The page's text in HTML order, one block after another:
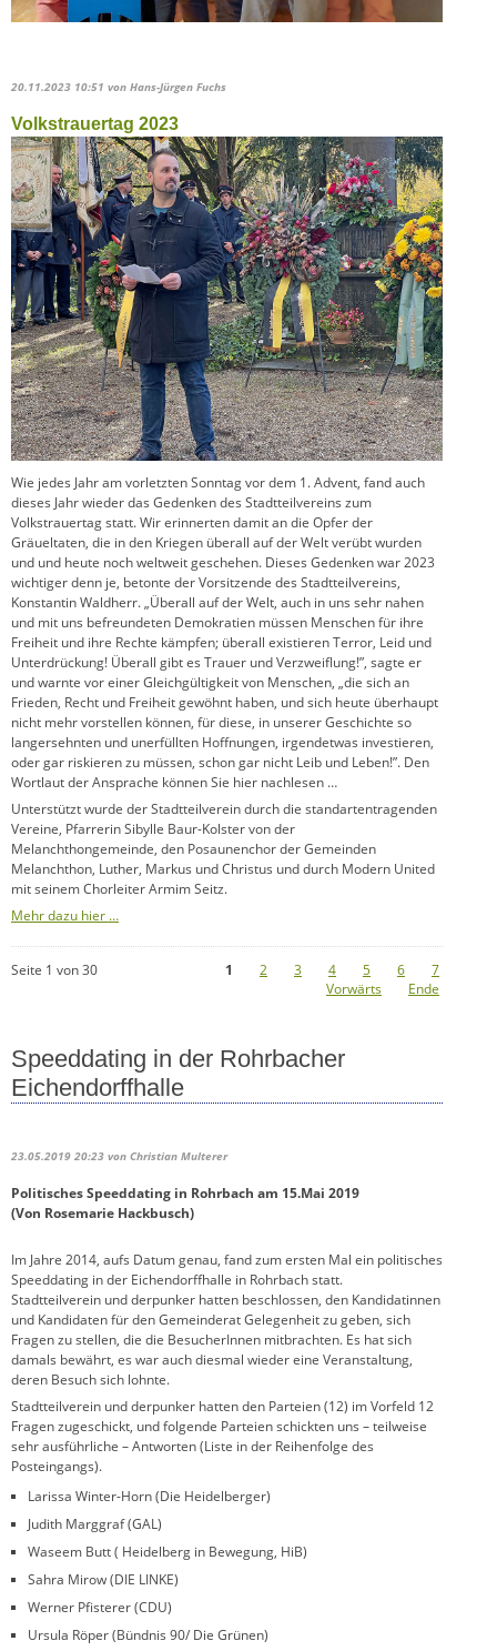
20.11.2023 10:51 von Hans-Jürgen Fuchs
Volkstrauertag 2023
Wie jedes Jahr am vorletzten Sonntag vor dem 1. Advent, fand auch
dieses Jahr wieder das Gedenken des Stadtteilvereins zum
Volkstrauertag statt. Wir erinnerten damit an die Opfer der
Gräueltaten, die in den Kriegen überall auf der Welt verübt wurden
und und heute noch weltweit geschehen. Dieses Gedenken war 2023
wichtiger denn je, betonte der Vorsitzende des Stadtteilvereins,
Konstantin Waldherr. „Überall auf der Welt, auch in uns sehr nahen
und mit uns befreundeten Demokratien müssen Menschen für ihre
Freiheit und ihre Rechte kämpfen; überall existieren Terror, Leid und
Unterdrückung! Überall gibt es Trauer und Verzweiflung!”, sagte er
und warnte vor einer Gleichgültigkeit von Menschen, „die sich an
Frieden, Recht und Freiheit gewöhnt haben, und sich heute überhaupt
nicht mehr vorstellen können, für diese, in unserer Geschichte so
langersehnten und unerfüllten Hoffnungen, irgendetwas investieren,
oder gar riskieren zu müssen, schon gar nicht Leib und Leben!”. Den
Wortlaut der Ansprache können Sie hier nachlesen …
Unterstützt wurde der Stadtteilverein durch die standartentragenden
Vereine, Pfarrerin Sibylle Baur-Kolster von der
Melanchthongemeinde, den Posaunenchor der Gemeinden
Melanchthon, Luther, Markus und Christus und durch Modern United
mit seinem Chorleiter Armim Seitz.
Mehr dazu hier …
Seite 1 von 30 1 2 3 4 5 6
7
Vorwärts
Ende
Speeddating in der Rohrbacher
Eichendorffhalle
23.05.2019 20:23 von Christian Multerer
Politisches Speeddating in Rohrbach am 15.Mai 2019
(Von Rosemarie Hackbusch)
Im Jahre 2014, aufs Datum genau, fand zum ersten Mal ein politisches
Speeddating in der Eichendorffhalle in Rohrbach statt.
Stadtteilverein und derpunker hatten beschlossen, den Kandidatinnen
und Kandidaten für den Gemeinderat Gelegenheit zu geben, sich
Fragen zu stellen, die die BesucherInnen mitbrachten. Es hat sich
damals bewährt, es war auch diesmal wieder eine Veranstaltung,
deren Besuch sich lohnte.
Stadtteilverein und derpunker hatten den Parteien (12) im Vorfeld 12
Fragen zugeschickt, und folgende Parteien schickten uns – teilweise
sehr ausführliche – Antworten (Liste in der Reihenfolge des
Posteingangs).
Larissa Winter-Horn (Die Heidelberger)
Judith Marggraf (GAL)
Waseem Butt ( Heidelberg in Bewegung, HiB)
Sahra Mirow (DIE LINKE)
Werner Pfisterer (CDU)
Ursula Röper (Bündnis 90/ Die Grünen)